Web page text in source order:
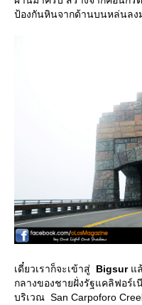
ป้องกันหินจากด้านบนหล่นลง
เดี๋ยวเราก็จะเข้าสู่ Bigsurล้
กลางของชายฝั่งรัฐแคลิฟอร์
บริเวณ San Carpoforo